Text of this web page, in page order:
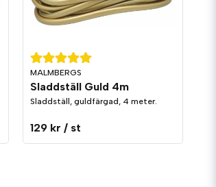
MALMBERGS
Sladdställ Guld 4m
Sladdställ, guldfärgad, 4 meter.
129 kr / st